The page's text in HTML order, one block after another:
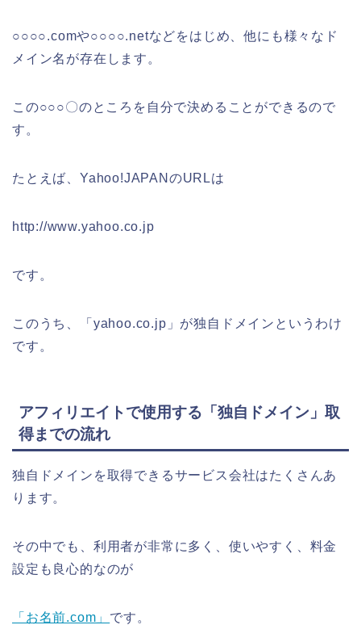
○○○○.comや○○○○.netなどをはじめ、他にも様々なド
メイン名が存在します。
この○○○〇のところを自分で決めることができるので
す。
たとえば、Yahoo!JAPANのURLは
http://www.yahoo.co.jp
です。
このうち、「yahoo.co.jp」が独自ドメインというわけ
です。
アフィリエイトで使用する「独自ドメイン」取
得までの流れ
独自ドメインを取得できるサービス会社はたくさんあ
ります。
その中でも、利用者が非常に多く、使いやすく、料金
設定も良心的なのが
「お名前.com」 です。